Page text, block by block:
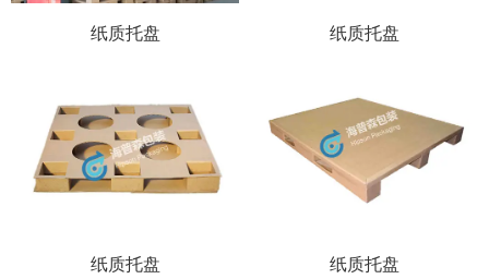
0512-53359279
纸质托盘 纸质托盘
纸质托盘 纸质托盘